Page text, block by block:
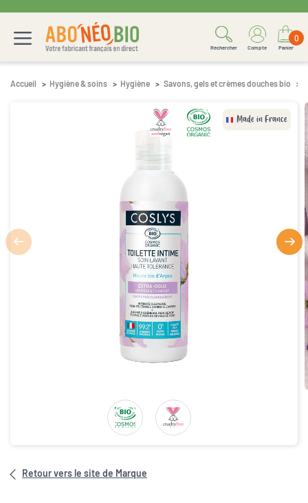
Rechercher Compte
0
Panier
Accueil Hygiène & soins Hygiène Savons, gels et crèmes douches bio
Made in France
Retour vers le site de Marque